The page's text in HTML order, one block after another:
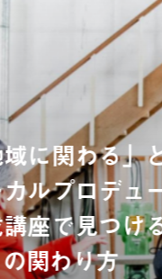
に関わる」
ルプロデュ
座で見つけ
関わり方